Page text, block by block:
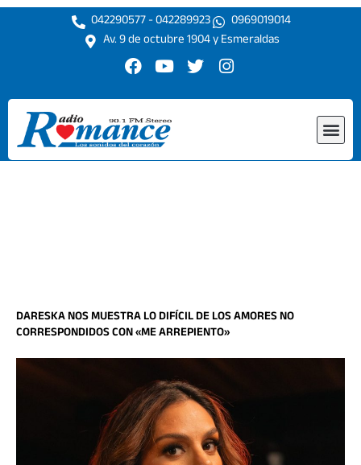
Ir
042290577 - 042289923
0969019014
Av. 9 de octubre 1904 y Esmeraldas
F
c
e
b
o
o
Y
u
t
u
b
e
T
i
r
I
s
r
DARESKA NOS MUESTRA LO DIFÍCIL DE LOS AMORES NO
CORRESPONDIDOS CON «ME ARREPIENTO»